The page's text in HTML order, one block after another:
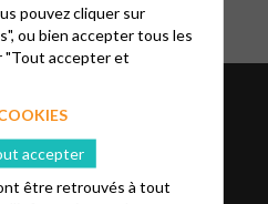
pouvez cliquer sur
ou bien accepter tous les
"Tout accepter et
accepter
être retrouvés à tout